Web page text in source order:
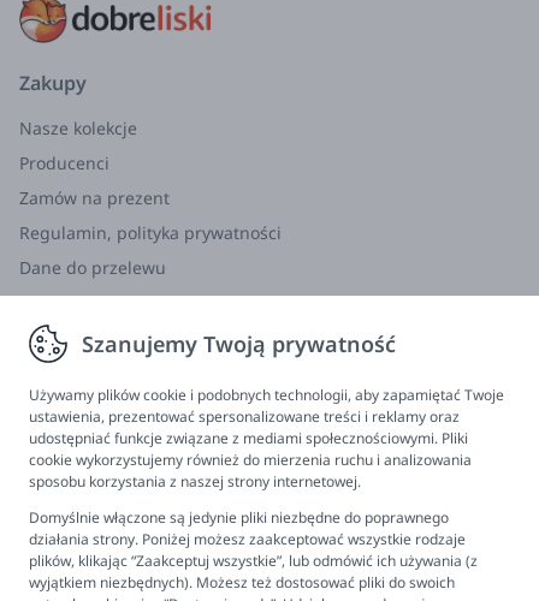
Zakupy
Nasze kolekcje
Producenci
Zamów na prezent
Regulamin, polityka prywatności
Dane do przelewu
Zwroty, wymiana, reklamacja
Informacje
Program lojalnościowy
FAQ - najczęściej zadawane pytania
Newsletter
Ustawienia plików cookies
Biuro obsługi klienta
Szanujemy Twoją prywatność
Używamy plików cookie i podobnych technologii, aby zapamiętać Twoje
ustawienia, prezentować spersonalizowane treści i reklamy oraz
udostępniać funkcje związane z mediami społecznościowymi. Pliki
cookie wykorzystujemy również do mierzenia ruchu i analizowania
sposobu korzystania z naszej strony internetowej.
Domyślnie włączone są jedynie pliki niezbędne do poprawnego
działania strony. Poniżej możesz zaakceptować wszystkie rodzaje
plików, klikając “Zaakceptuj wszystkie”, lub odmówić ich używania (z
wyjątkiem niezbędnych). Możesz też dostosować pliki do swoich